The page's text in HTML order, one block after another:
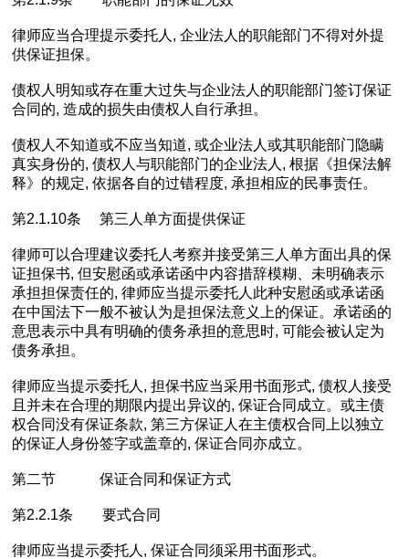
律师应当合理提示委托人, 企业法人的职能部门不得对外提
供保证担保。
债权人明知或存在重大过失与企业法人的职能部门签订保证
合同的, 造成的损失由债权人自行承担。
债权人不知道或不应当知道, 或企业法人或其职能部门隐瞒
真实身份的, 债权人与职能部门的企业法人, 根据《担保法解
释》的规定, 依据各自的过错程度, 承担相应的民事责任。
第2.1.10条 第三人单方面提供保证
律师可以合理建议委托人考察并接受第三人单方面出具的保
证担保书, 但安慰函或承诺函中内容措辞模糊、未明确表示
承担担保责任的, 律师应当提示委托人此种安慰函或承诺函
在中国法下一般不被认为是担保法意义上的保证。承诺函的
意思表示中具有明确的债务承担的意思时, 可能会被认定为
债务承担。
律师应当提示委托人, 担保书应当采用书面形式, 债权人接受
且并未在合理的期限内提出异议的, 保证合同成立。或主债
权合同没有保证条款, 第三方保证人在主债权合同上以独立
的保证人身份签字或盖章的, 保证合同亦成立。
第二节 保证合同和保证方式
第2.2.1条 要式合同
律师应当提示委托人, 保证合同须采用书面形式。